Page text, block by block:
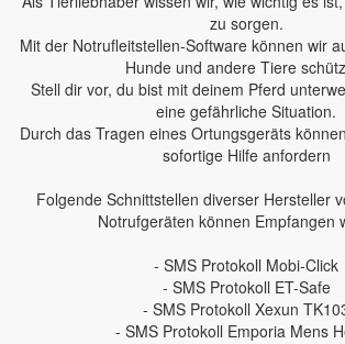
zu sorgen.
Mit der Notrufleitstellen-Software können wir
Hunde und andere Tiere
Stell dir vor, du bist mit deinem Pferd
eine gefährliche Situation.
Durch das Tragen eines Ortungsgeräts
sofortige Hilfe anfordern
Folgende Schnittstellen diverser Hersteller
Notrufgeräten können Empfangen
- SMS Protokoll Mobi-Click
- SMS Protokoll ET-Safe
- SMS Protokoll Xexun
- SMS Protokoll Emporia Mens